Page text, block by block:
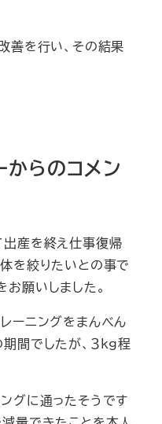
善を行い、その結果
らのコメン
出産を終え仕事復帰
を絞りたいとの事で
願いしました。
ーニングをまんべん
間でしたが、３ｋｇ程
グに通ったそうです